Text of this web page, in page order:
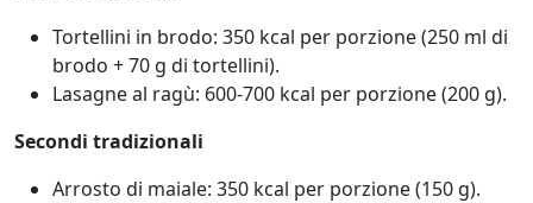
Tortellini in brodo: 350 kcal per porzione (250 ml di
brodo + 70 g di tortellini).
Lasagne al ragù: 600-700 kcal per porzione (200 g).
Secondi tradizionali
Arrosto di maiale: 350 kcal per porzione (150 g).